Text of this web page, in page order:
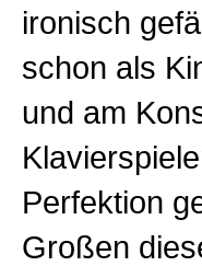
ironisch
schon als
und am
Perfektion
Großen